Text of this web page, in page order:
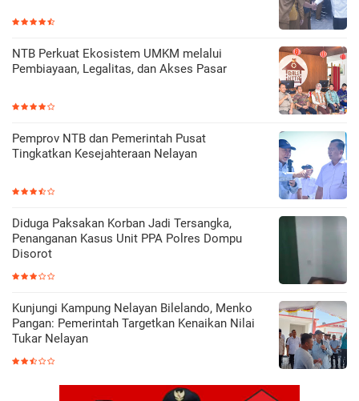
NTB Perkuat Ekosistem UMKM melalui
Pembiayaan, Legalitas, dan Akses Pasar
Pemprov NTB dan Pemerintah Pusat
Tingkatkan Kesejahteraan Nelayan
Diduga Paksakan Korban Jadi Tersangka,
Penanganan Kasus Unit PPA Polres Dompu
Disorot
Kunjungi Kampung Nelayan Bilelando, Menko
Pangan: Pemerintah Targetkan Kenaikan Nilai
Tukar Nelayan